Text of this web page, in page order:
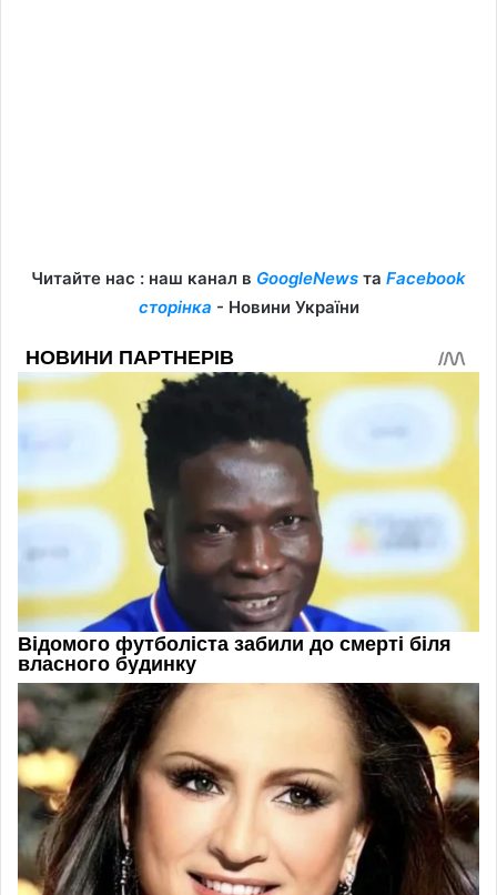
Читайте нас : наш канал в GoogleNews та Facebook
сторінка - Новини України